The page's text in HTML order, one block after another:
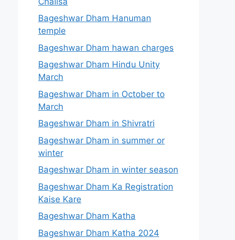
Bageshwar Dham Hanuman
temple
Bageshwar Dham hawan charges
Bageshwar Dham Hindu Unity
March
Bageshwar Dham in October to
March
Bageshwar Dham in Shivratri
Bageshwar Dham in summer or
winter
Bageshwar Dham in winter season
Bageshwar Dham Ka Registration
Kaise Kare
Bageshwar Dham Katha
Bageshwar Dham Katha 2024